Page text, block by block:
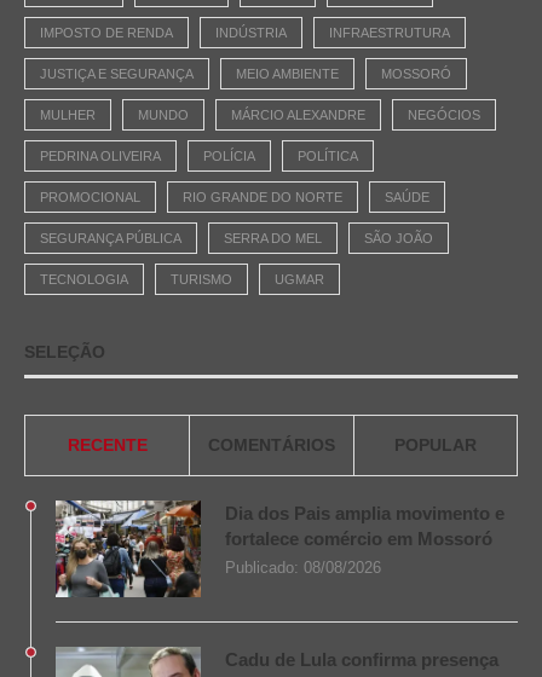
IMPOSTO DE RENDA INDÚSTRIA INFRAESTRUTURA
JUSTIÇA E SEGURANÇA MEIO AMBIENTE MOSSORÓ
MULHER MUNDO MÁRCIO ALEXANDRE NEGÓCIOS
PEDRINA OLIVEIRA POLÍCIA POLÍTICA
PROMOCIONAL RIO GRANDE DO NORTE SAÚDE
SEGURANÇA PÚBLICA SERRA DO MEL SÃO JOÃO
TECNOLOGIA TURISMO UGMAR
SELEÇÃO
RECENTE COMENTÁRIOS POPULAR
Dia dos Pais amplia movimento e
fortalece comércio em Mossoró
Publicado: 08/08/2026
Cadu de Lula confirma presença